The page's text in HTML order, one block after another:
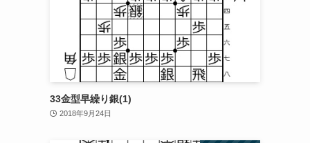
33金型早繰り銀(1)
2018年9月24日